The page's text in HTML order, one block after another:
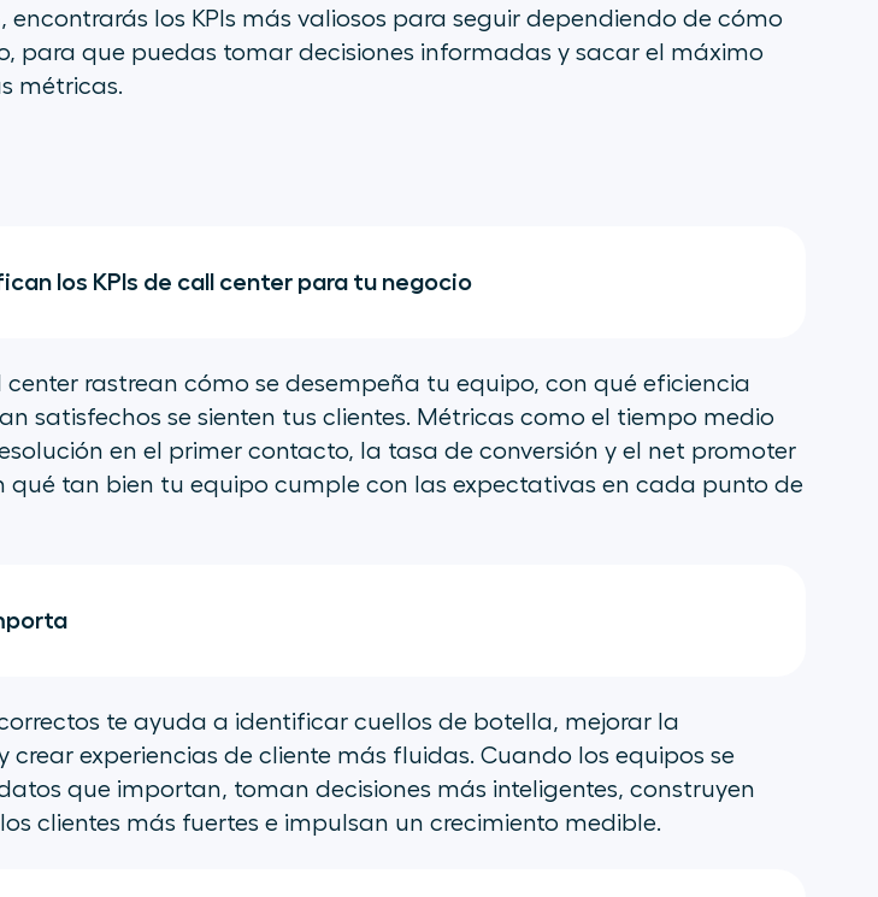
encontrarás los KPIs más valiosos para seguir dependiendo de cómo
para que puedas tomar decisiones informadas y sacar el máximo
métricas.
los KPIs de call center para tu negocio
center rastrean cómo se desempeña tu equipo, con qué eficiencia
satisfechos se sienten tus clientes. Métricas como el tiempo medio
en el primer contacto, la tasa de conversión y el net promoter
qué tan bien tu equipo cumple con las expectativas en cada punto de
correctos te ayuda a identificar cuellos de botella, mejorar la
crear experiencias de cliente más fluidas. Cuando los equipos se
que importan, toman decisiones más inteligentes, construyen
clientes más fuertes e impulsan un crecimiento medible.